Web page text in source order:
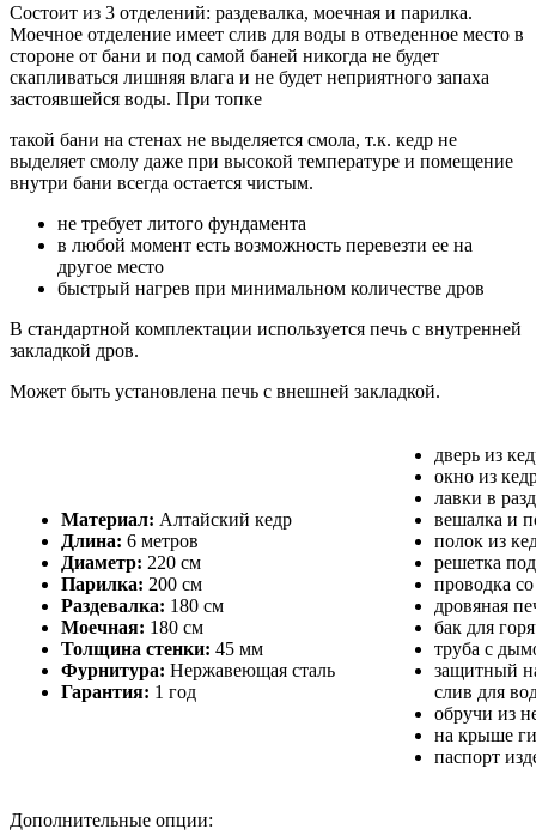
Состоит из 3 отделений: раздевалка, моечная и парилка.
Моечное отделение имеет слив для воды в отведенное место в
стороне от бани и под самой баней никогда не будет
скапливаться лишняя влага и не будет неприятного запаха
застоявшейся воды. При топке
такой бани на стенах не выделяется смола, т.к. кедр не
выделяет смолу даже при высокой температуре и помещение
внутри бани всегда остается чистым.
не требует литого фундамента
в любой момент есть возможность перевезти ее на
другое место
быстрый нагрев при минимальном количестве дров
В стандартной комплектации используется печь с внутренней
закладкой дров.
Может быть установлена печь с внешней закладкой.
Материал: Алтайский кедр
Длина: 6 метров
Диаметр: 220 см
Парилка: 200 см
Раздевалка: 180 см
Моечная: 180 см
Толщина стенки: 45 мм
Фурнитура: Нержавеющая сталь
Гарантия: 1 год
дверь из
окно из
лавки в
вешалка и
полок из
решетка
проводка
дровяная
бак для
труба с
защитный
слив для
обручи из
на крыше
паспорт
Дополнительные опции: